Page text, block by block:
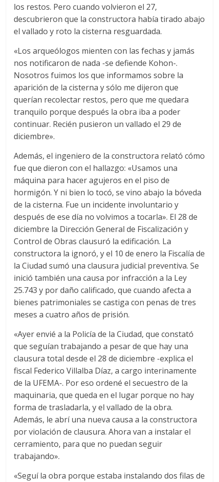
los restos. Pero cuando volvieron el 27,
descubrieron que la constructora había tirado abajo
el vallado y roto la cisterna resguardada.
«Los arqueólogos mienten con las fechas y jamás
nos notificaron de nada -se defiende Kohon-.
Nosotros fuimos los que informamos sobre la
aparición de la cisterna y sólo me dijeron que
querían recolectar restos, pero que me quedara
tranquilo porque después la obra iba a poder
continuar. Recién pusieron un vallado el 29 de
diciembre».
Además, el ingeniero de la constructora relató cómo
fue que dieron con el hallazgo: «Usamos una
máquina para hacer agujeros en el piso de
hormigón. Y ni bien lo tocó, se vino abajo la bóveda
de la cisterna. Fue un incidente involuntario y
después de ese día no volvimos a tocarla». El 28 de
diciembre la Dirección General de Fiscalización y
Control de Obras clausuró la edificación. La
constructora la ignoró, y el 10 de enero la Fiscalía de
la Ciudad sumó una clausura judicial preventiva. Se
inició también una causa por infracción a la Ley
25.743 y por daño calificado, que cuando afecta a
bienes patrimoniales se castiga con penas de tres
meses a cuatro años de prisión.
«Ayer envié a la Policía de la Ciudad, que constató
que seguían trabajando a pesar de que hay una
clausura total desde el 28 de diciembre -explica el
fiscal Federico Villalba Díaz, a cargo interinamente
de la UFEMA-. Por eso ordené el secuestro de la
maquinaria, que queda en el lugar porque no hay
forma de trasladarla, y el vallado de la obra.
Además, le abrí una nueva causa a la constructora
por violación de clausura. Ahora van a instalar el
cerramiento, para que no puedan seguir
trabajando».
«Seguí la obra porque estaba instalando dos filas de